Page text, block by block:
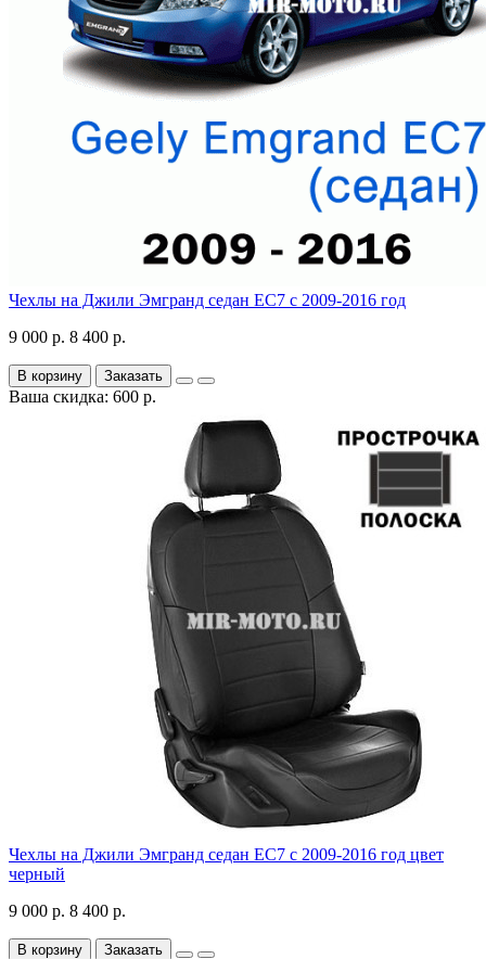
Чехлы на Джили Эмгранд седан ЕС7 с 2009-2016 год
9 000 р. 8 400 р.
В корзину Заказать
Ваша скидка: 600 р.
Чехлы на Джили Эмгранд седан ЕС7 с 2009-2016 год цвет
черный
9 000 р. 8 400 р.
В корзину Заказать